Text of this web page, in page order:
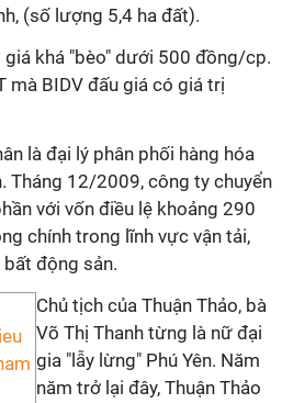
(số lượng 5,4 ha đất).
giá khá "bèo" dưới 500 đồng/cp.
mà BIDV đấu giá có giá trị
là đại lý phân phối hàng hóa
Tháng 12/2009, công ty chuyển
với vốn điều lệ khoảng 290
chính trong lĩnh vực vận tải,
bất động sản.
Chủ tịch của Thuận Thảo, bà
Võ Thị Thanh từng là nữ đại
gia "lẫy lừng" Phú Yên. Năm
năm trở lại đây, Thuận Thảo